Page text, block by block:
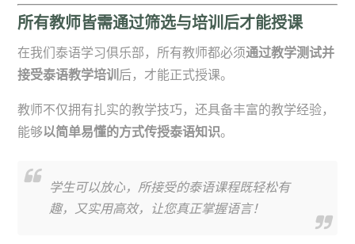
所有教师皆需通过筛选与培训后才能授课
在我们泰语学习俱乐部，所有教师都必须通过教学测试并
接受泰语教学培训 后，才能正式授课。
教师不仅拥有扎实的教学技巧，还具备丰富的教学经验，
能够以简单易懂的方式传授泰语知识。
学生可以放心，所接受的泰语课程既轻松有
趣，又实用高效，让您真正掌握语言！